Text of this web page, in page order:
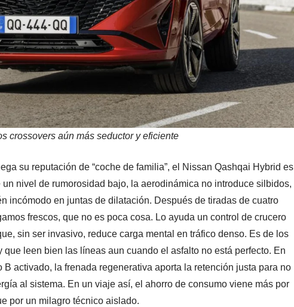
crossovers aún más seductor y eficiente
su reputación de “coche de familia”, el Nissan Qashqai Hybrid es
nivel de rumorosidad bajo, la aerodinámica no introduce silbidos,
incómodo en juntas de dilatación. Después de tiradas de cuatro
frescos, que no es poca cosa. Lo ayuda un control de crucero
sin ser invasivo, reduce carga mental en tráfico denso. Es de los
leen bien las líneas aun cuando el asfalto no está perfecto. En
B activado, la frenada regenerativa aporta la retención justa para no
al sistema. En un viaje así, el ahorro de consumo viene más por
por un milagro técnico aislado.